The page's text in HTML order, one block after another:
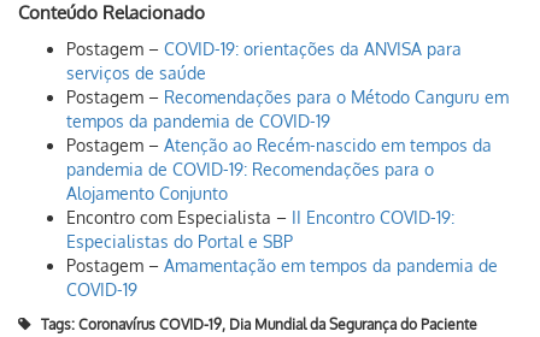
Conteúdo Relacionado
Postagem – COVID-19: orientações da ANVISA para
serviços de saúde
Postagem – Recomendações para o Método Canguru em
tempos da pandemia de COVID-19
Postagem – Atenção ao Recém-nascido em tempos da
pandemia de COVID-19: Recomendações para o
Alojamento Conjunto
Encontro com Especialista – II Encontro COVID-19:
Especialistas do Portal e SBP
Postagem – Amamentação em tempos da pandemia de
COVID-19
Tags: Coronavírus COVID-19, Dia Mundial da Segurança do Paciente